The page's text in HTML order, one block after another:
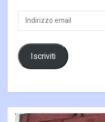
Indirizzo
email
Iscriviti